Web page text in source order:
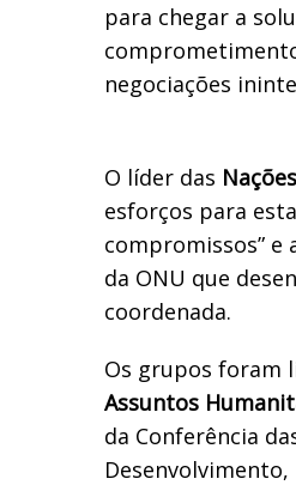
para chegar a
negociações
O líder das
esforços para
compromissos” e
da ONU que
coordenada.
Os grupos foram
Assuntos
da Conferência
Desenvolvimento,